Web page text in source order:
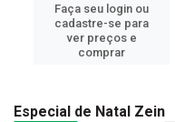
Faça seu login ou
cadastre-se para
ver preços e
comprar
Especial de Natal Zein